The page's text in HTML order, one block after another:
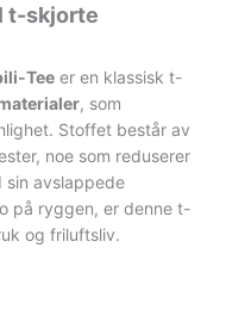
t-skjorte
Tee er en klassisk t-
, som
Stoffet består av
noe som reduserer
avslappede
på ryggen, er denne t-
og friluftsliv.